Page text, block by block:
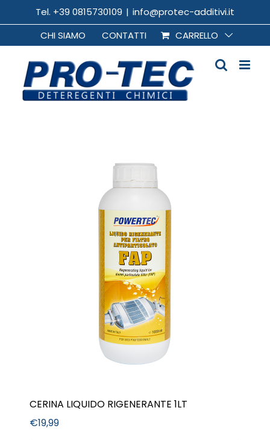
al
contenuto
Tel. +39 0815730109 | info@protec-additivi.it
CHI SIAMO
CONTATTI CARRELLO
CERINA LIQUIDO RIGENERANTE 1LT
€19,99